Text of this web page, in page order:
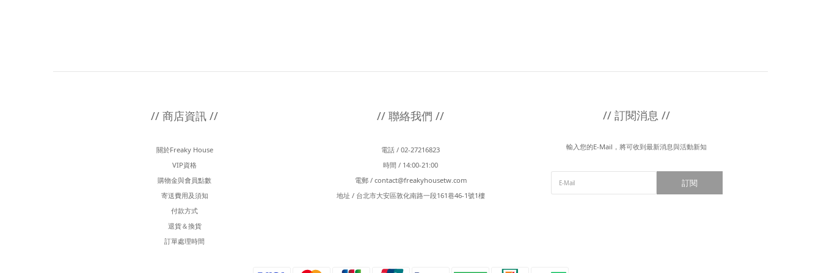
// 商店資訊 //
關於Freaky House
VIP資格
購物金與會員點數
寄送費用及須知
付款方式
退貨＆換貨
訂單處理時間
// 聯絡我們 //
電話 / 02-27216823
時間 / 14:00-21:00
電郵 / contact@freakyhousetw.com
地址 / 台北市大安區敦化南路一段161巷46-1號1樓
// 訂閱消息 //
輸入您的E-Mail，將可收到最新消息與活動新知
訂閱